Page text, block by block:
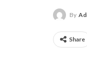
By
Share